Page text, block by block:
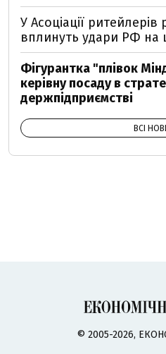
У Асоціації ритейлерів
вплинуть удари РФ на
Фігурантка "плівок
керівну посаду в
держпідприємстві
ВСІ
© 2005-2026,